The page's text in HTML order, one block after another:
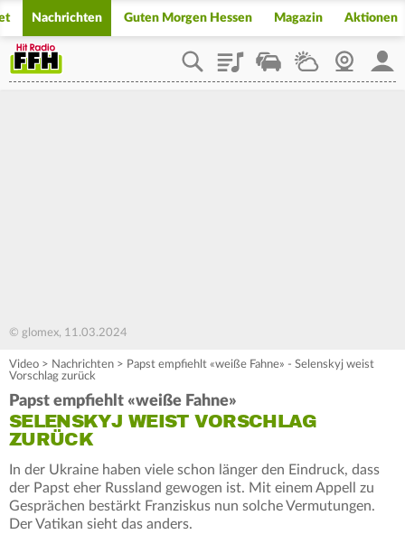
Nachrichten Guten Morgen Hessen Magazin Aktionen
PlaylistStaupilotWetterWebcam
© glomex, 11.03.2024
Video > Nachrichten > Papst empfiehlt «weiße Fahne» - Selenskyj weist
Vorschlag zurück
Papst empfiehlt «weiße Fahne»
SELENSKYJ WEIST VORSCHLAG
ZURÜCK
In der Ukraine haben viele schon länger den Eindruck, dass
der Papst eher Russland gewogen ist. Mit einem Appell zu
Gesprächen bestärkt Franziskus nun solche Vermutungen.
Der Vatikan sieht das anders.